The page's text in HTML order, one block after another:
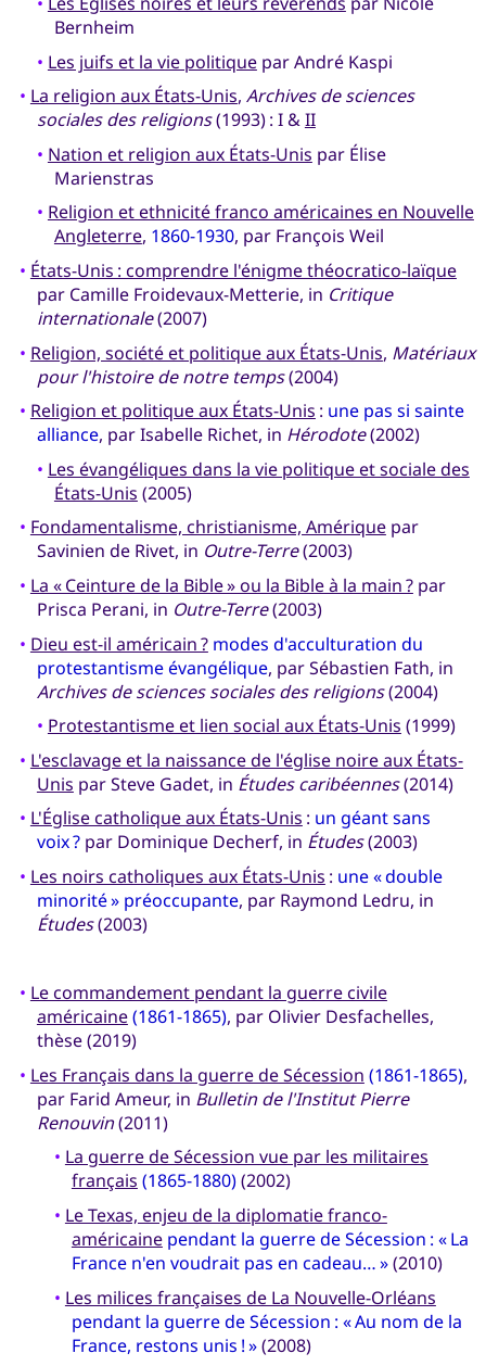
Bernheim
• Les juifs et la vie politiquepar André Kaspi
• La religion aux États-Unis, Archives de sciences
sociales des religions(1993) : I &II
• Nation et religion aux États-Unis par Élise
Marienstras
• Religion et ethnicité franco américaines en Nouvelle
Angleterre, 1860-1930, par François Weil
• États-Unis : comprendre l'énigme théocratico-laïque
par Camille Froidevaux-Metterie, in Critique
internationale(2007)
• Religion, société et politique aux États-Unis, Matériaux
pour l'histoire de notre temps(2004)
• Religion et politique aux États-Unis : une pas si sainte
alliance, par Isabelle Richet, in Hérodote(2002)
• Les évangéliques dans la vie politique et sociale des
États-Unis (2005)
• Fondamentalisme, christianisme, Amériquepar
Savinien de Rivet, in Outre-Terre(2003)
• La « Ceinture de la Bible » ou la Bible à la main ?par
Prisca Perani, in Outre-Terre(2003)
• Dieu est-il américain ? modes d'acculturation du
protestantisme évangélique, par Sébastien Fath, in
Archives de sciences sociales des religions(2004)
• Protestantisme et lien social aux États-Unis (1999)
• L'esclavage et la naissance de l'église noire aux États-
Unis par Steve Gadet, in Études caribéennes(2014)
• L'Église catholique aux États-Unis : un géant sans
voix ?par Dominique Decherf, in Études(2003)
• Les noirs catholiques aux États-Unis : une « double
minorité » préoccupante, par Raymond Ledru, in
Études(2003)
• Le commandement pendant la guerre civile
américaine(1861-1865), par Olivier Desfachelles,
thèse (2019)
• Les Français dans la guerre de Sécession (1861-1865),
par Farid Ameur, in Bulletin de l'Institut Pierre
Renouvin(2011)
• La guerre de Sécession vue par les militaires
français (1865-1880)(2002)
• Le Texas, enjeu de la diplomatie franco-
américaine pendant la guerre de Sécession : « La
France n'en voudrait pas en cadeau… »(2010)
• Les milices françaises de La Nouvelle-Orléans
pendant la guerre de Sécession : « Au nom de la
France, restons unis ! »(2008)